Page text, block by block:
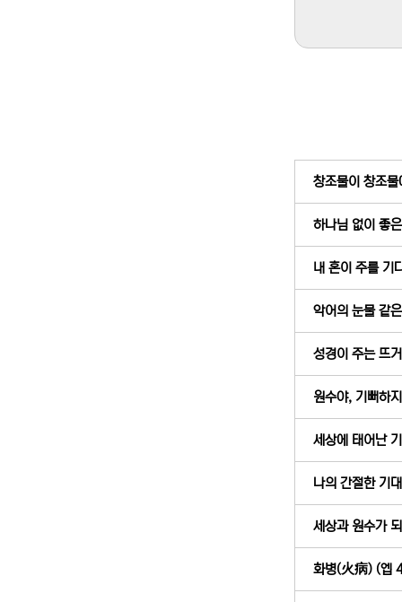
창조물이 창조
하나님 없이 좋
내 혼이 주를 기
악어의 눈물 같
성경이 주는 뜨
원수야, 기뻐하
세상에 태어난
나의 간절한 기
세상과 원수가
화병(火病) (엡